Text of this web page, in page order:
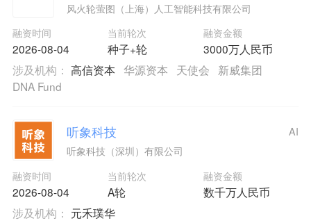
风火轮萤图（上海）人工智能科技有限公司
融资时间
2026-08-04
当前轮次
种子+轮
融资金额
3000万人民币
涉及机构： 高信资本 华源资本 天使会
新威集团
DNA Fund
听象科技
听象科技（深圳）有限公司
融资时间
2026-08-04
当前轮次
A轮
融资金额
数千万人民币
AI
涉及机构： 元禾璞华